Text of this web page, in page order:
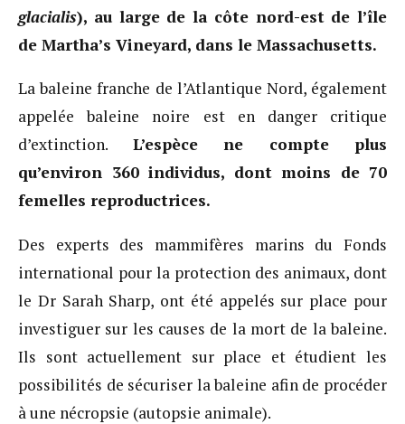
glacialis), au large de la côte nord-est de l’île
de Martha’s Vineyard, dans le Massachusetts.
La baleine franche de l’Atlantique Nord, également
appelée baleine noire est en danger critique
d’extinction. L’espèce ne compte plus
qu’environ 360 individus, dont moins de 70
femelles reproductrices.
Des experts des mammifères marins du Fonds
international pour la protection des animaux, dont
le Dr Sarah Sharp, ont été appelés sur place pour
investiguer sur les causes de la mort de la baleine.
Ils sont actuellement sur place et étudient les
possibilités de sécuriser la baleine afin de procéder
à une nécropsie (autopsie animale).